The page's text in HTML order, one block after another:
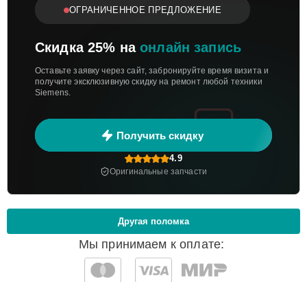
ОГРАНИЧЕННОЕ ПРЕДЛОЖЕНИЕ
Скидка 25% наонлайн запись
Оставьте заявку через сайт, забронируйте время визита и
получите эксклюзивную скидку на ремонт любой техники
Siemens.
Получить скидку
4.9
Оригинальные запчасти
Мы принимаем к оплате:
Другая поломка